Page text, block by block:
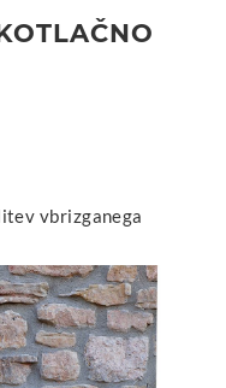
vbrizganega